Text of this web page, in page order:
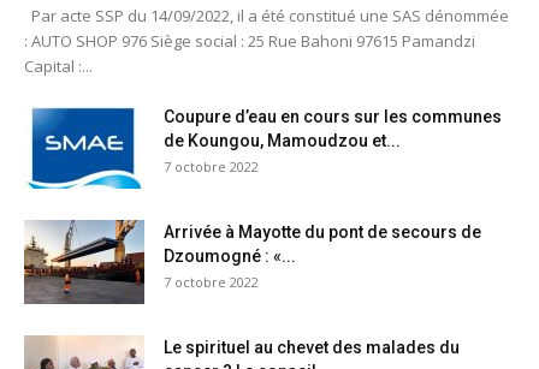
Par acte SSP du 14/09/2022, il a été constitué une SAS dénommée
: AUTO SHOP 976 Siège social : 25 Rue Bahoni 97615 Pamandzi
Capital :...
Coupure d’eau en cours sur les communes
de Koungou, Mamoudzou et...
7 octobre 2022
Arrivée à Mayotte du pont de secours de
Dzoumogné : «...
7 octobre 2022
Le spirituel au chevet des malades du